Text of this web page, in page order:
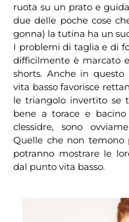
ruota su un prato e
due delle poche cose
gonna) la tutina ha un
I problemi di taglia e di
difficilmente è marcato
shorts. Anche in
vita basso favorisce
le triangolo invertito se
bene a torace e bacino
clessidre, sono
Quelle che non
potranno mostrare le
dal punto vita basso.